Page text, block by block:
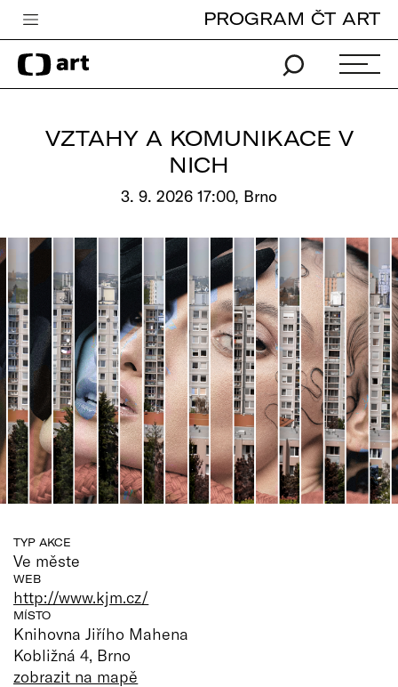
Česká televize
Zpravodajství
Vše o ČT
PROGRAM ČT ART
VZTAHY A KOMUNIKACE V
NICH
3. 9. 2026 17:00, Brno
TYP AKCE
Ve měste
WEB
http://www.kjm.cz/
MÍSTO
Knihovna Jiřího Mahena
Kobližná 4, Brno
zobrazit na mapě